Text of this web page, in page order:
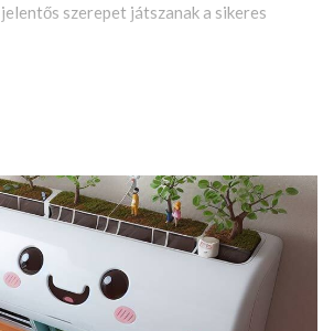
szerepet játszanak a sikeres